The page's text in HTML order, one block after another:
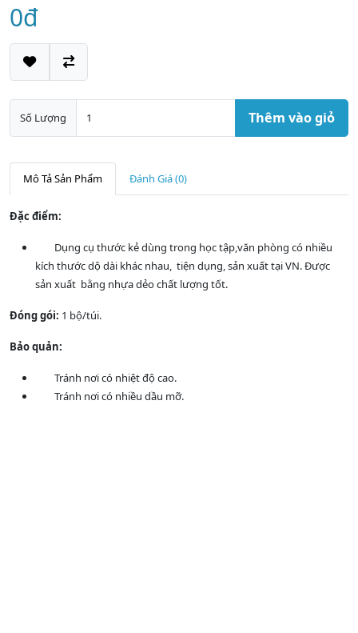
0đ
Số Lượng Thêm vào giỏ
Mô Tả Sản Phẩm Đánh Giá (0)
Đặc điểm:
Dụng cụ thước kẻ dùng trong học tập,văn phòng có nhiều
kích thước dộ dài khác nhau, tiện dụng, sản xuất tại VN. Được
sản xuất bằng nhựa dẻo chất lượng tốt.
Đóng gói: 1 bộ/túi.
Bảo quản:
Tránh nơi có nhiệt độ cao.
Tránh nơi có nhiều dầu mỡ.